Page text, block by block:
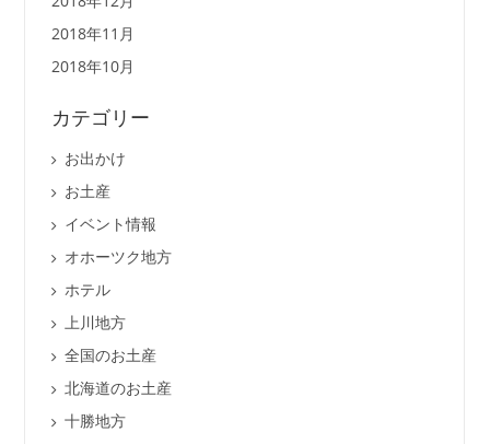
2018年11月
2018年10月
カテゴリー
お出かけ
お土産
イベント情報
オホーツク地方
ホテル
上川地方
全国のお土産
北海道のお土産
十勝地方